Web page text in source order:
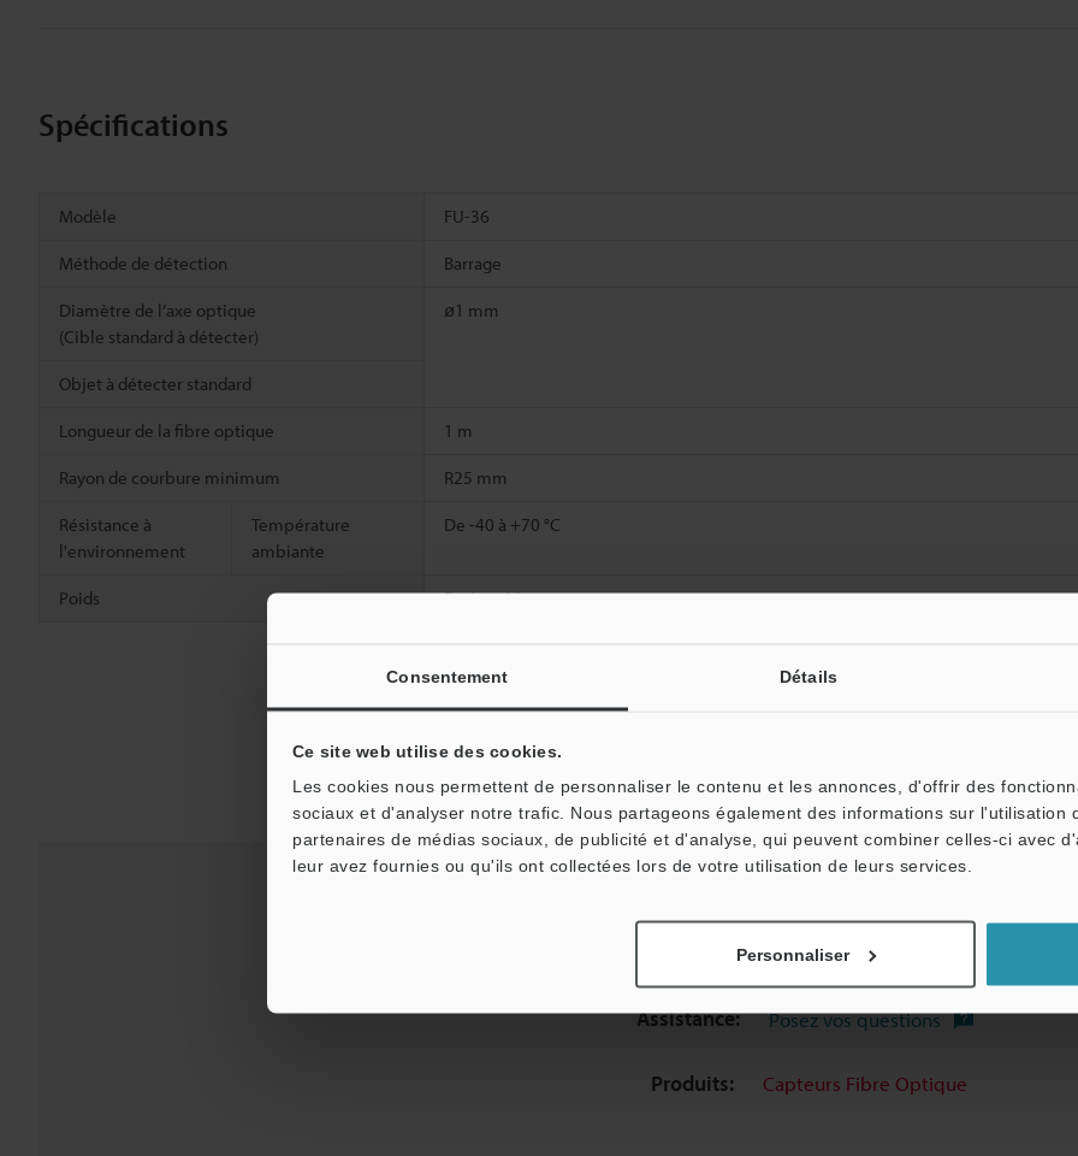
Consentement Détails
Ce site web utilise des cookies.
Les cookies nous permettent de personnaliser le contenu et les annonces, d'offrir des
sociaux et d'analyser notre trafic. Nous partageons également des informations sur l'utilisation
partenaires de médias sociaux, de publicité et d'analyse, qui peuvent combiner celles-ci avec
leur avez fournies ou qu'ils ont collectées lors de votre utilisation de leurs services.
Personnaliser
Spécifications
Modèle FU-36
Méthode de détection Barrage
Diamètre de l’axe optique
(Cible standard à détecter)
ø1 mm
Objet à détecter standard
Longueur de la fibre optique 1 m
Rayon de courbure minimum R25 mm
Résistance à
l'environnement
Température
ambiante
De -40 à +70 °C
Poids Environ 11 g
Fiche technique (PDF)
Assistance: Posez vos questions
Produits: Capteurs Fibre Optique